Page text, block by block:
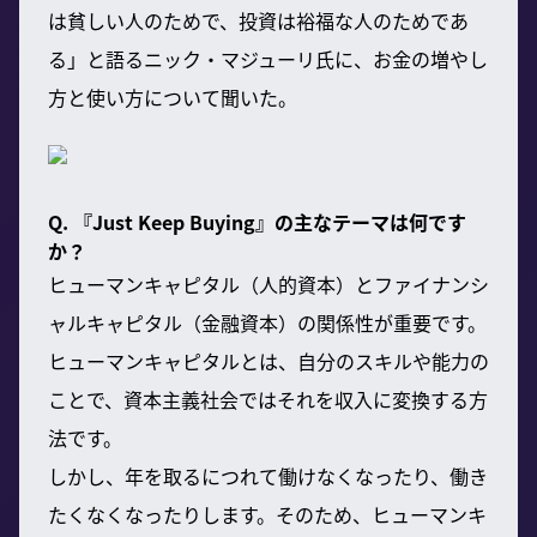
は貧しい人のためで、投資は裕福な人のためであ
る」と語るニック・マジューリ氏に、お金の増やし
方と使い方について聞いた。
Q. 『Just Keep Buying』の主なテーマは何です
か？
ヒューマンキャピタル（人的資本）とファイナンシ
ャルキャピタル（金融資本）の関係性が重要です。
ヒューマンキャピタルとは、自分のスキルや能力の
ことで、資本主義社会ではそれを収入に変換する方
法です。
しかし、年を取るにつれて働けなくなったり、働き
たくなくなったりします。そのため、ヒューマンキ